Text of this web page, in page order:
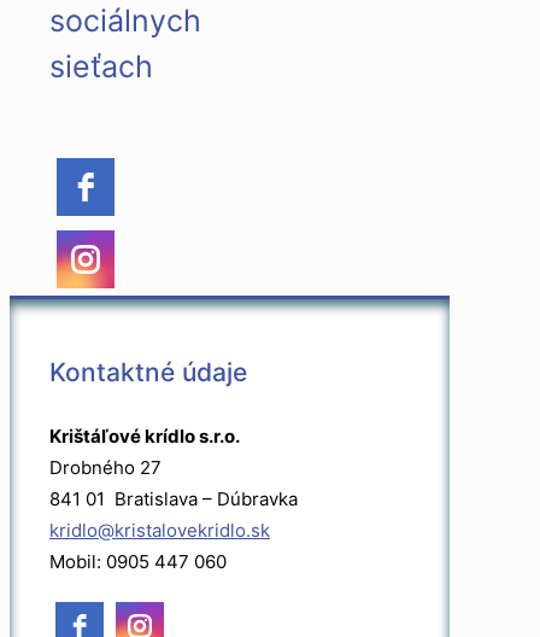
sociálnych
sieťach
Kontaktné údaje
Krištáľové krídlo s.r.o.
Drobného 27
841 01 Bratislava – Dúbravka
kridlo@kristalovekridlo.sk
Mobil: 0905 447 060